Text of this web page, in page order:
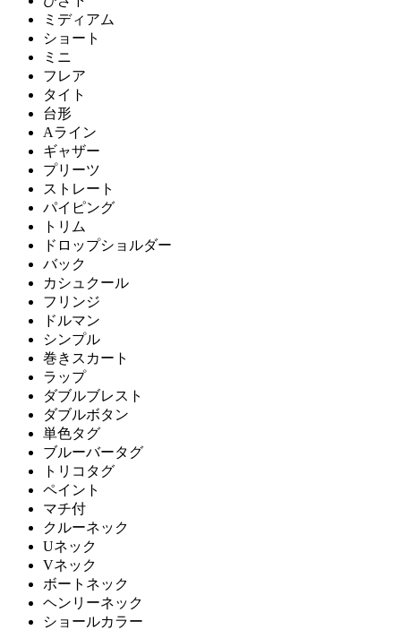
ミディアム
ショート
ミニ
フレア
タイト
台形
Aライン
ギャザー
プリーツ
ストレート
パイピング
トリム
ドロップショルダー
バック
カシュクール
フリンジ
ドルマン
シンプル
巻きスカート
ラップ
ダブルブレスト
ダブルボタン
単色タグ
ブルーバータグ
トリコタグ
ペイント
マチ付
クルーネック
Uネック
Vネック
ボートネック
ヘンリーネック
ショールカラー